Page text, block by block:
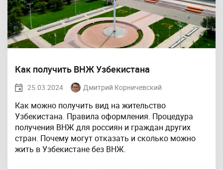
Как получить ВНЖ Узбекистана
25.03.2024 Дмитрий Корничевский
Как можно получить вид на жительство
Узбекистана. Правила оформления. Процедура
получения ВНЖ для россиян и граждан других
стран. Почему могут отказать и сколько можно
жить в Узбекистане без ВНЖ.